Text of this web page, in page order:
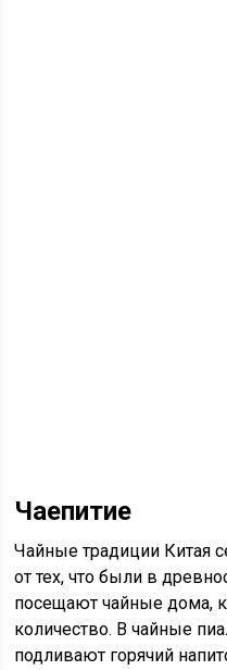
Чаепитие
Чайные традиции Китая
от тех, что были в
посещают чайные дома,
количество. В чайные
подливают горячий